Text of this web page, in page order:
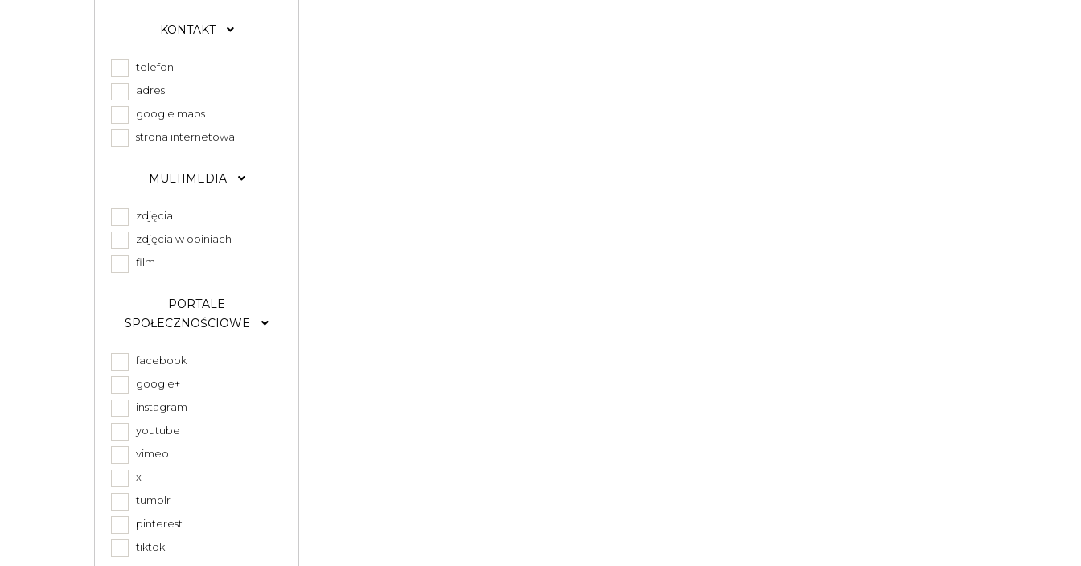
KONTAKT
telefon
adres
google maps
strona internetowa
MULTIMEDIA
zdjęcia
zdjęcia w opiniach
film
PORTALE
SPOŁECZNOŚCIOWE
facebook
google+
instagram
youtube
vimeo
x
tumblr
pinterest
tiktok